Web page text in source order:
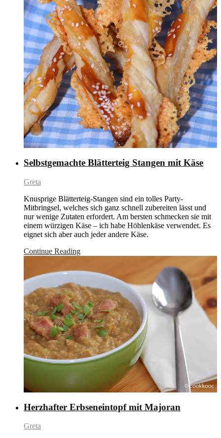
Selbstgemachte Blätterteig Stangen mit Käse
Greta
Knusprige Blätterteig-Stangen sind ein tolles Party-
Mitbringsel, welches sich ganz schnell zubereiten lässt und
nur wenige Zutaten erfordert. Am bersten schmecken sie mit
einem würzigen Käse – ich habe Höhlenkäse verwendet. Es
eignet sich aber auch jeder andere Käse.
Continue Reading
Herzhafter Erbseneintopf mit Majoran
Greta